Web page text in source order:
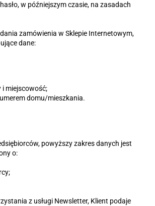
w późniejszym czasie, na zasadach
zamówienia w Sklepie Internetowym,
dane:
i miejscowość;
domu/mieszkania.
powyższy zakres danych jest
o:
z usługi Newsletter, Klient podaje